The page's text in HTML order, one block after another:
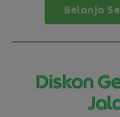
Belanja
Diskon